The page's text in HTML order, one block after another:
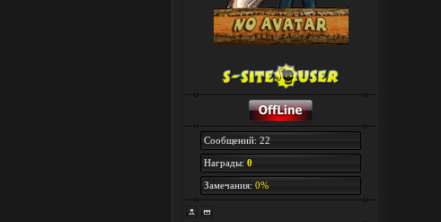
Сообщений: 22
Награды: 0
Замечания: 0%